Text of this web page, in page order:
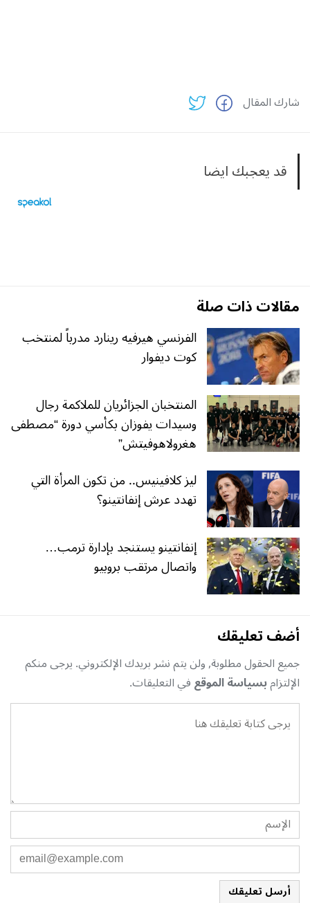
شارك المقال
قد يعجبك ايضا
مقالات ذات صلة
الفرنسي هيرفيه رينارد مدرباً لمنتخب
كوت ديفوار
المنتخبان الجزائريان للملاكمة رجال
وسيدات يفوزان بكأسي دورة “مصطفى
هغرولاهوفيتش”
ليز كلافينيس.. من تكون المرأة التي
تهدد عرش إنفانتينو؟
إنفانتينو يستنجد بإدارة ترمب…
واتصال مرتقب بروبيو
أضف تعليقك
جميع الحقول مطلوبة, ولن يتم نشر بريدك الإلكتروني. يرجى منكم
الإلتزامبسياسة الموقعفي التعليقات.
أرسل تعليقك